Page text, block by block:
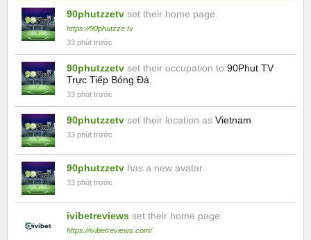
90phutzzetv set their home page.
https://90phutzze.tv
33 phút trước
90phutzzetv set their occupation to 90Phut TV
Trực Tiếp Bóng Đá
33 phút trước
90phutzzetv set their location as Vietnam
33 phút trước
90phutzzetv has a new avatar.
33 phút trước
ivibetreviews set their home page.
https://ivibetreviews.com/